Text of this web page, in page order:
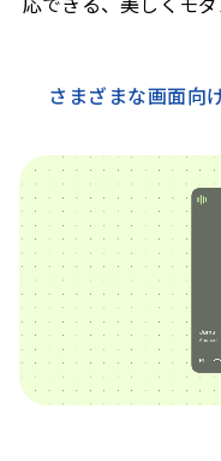
応できる、美しくモ